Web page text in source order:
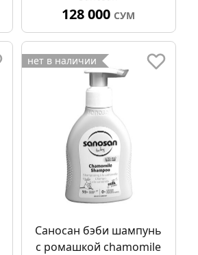
128 000 СУМ
нет в наличии
Саносан бэби шампунь
с ромашкой chamomile